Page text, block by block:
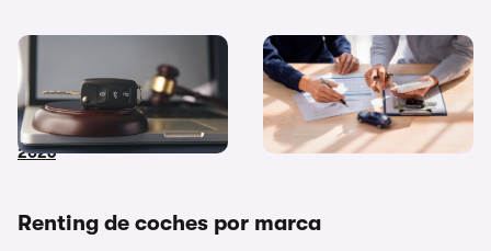
Coches de subasta pública:
dónde y cómo comprar
coches embargados en
2026
Diferencias entre
financiación y renting ¿Cuál
me interesa más?
Renting de coches por marca